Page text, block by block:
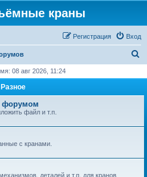
краны
Вход
Регистрация
с
08 авг 2026, 11:24
Разное
форумом
файл и т.п.
с кранами.
деталей и т.п. для кранов